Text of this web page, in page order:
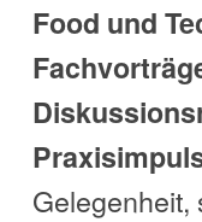
Food und
Gelegenheit,